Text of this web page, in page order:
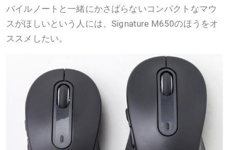
バイルノートと一緒にかさばらないコンパクトなマウ
スがほしいという人には、Signature M650のほうをオ
ススメしたい。